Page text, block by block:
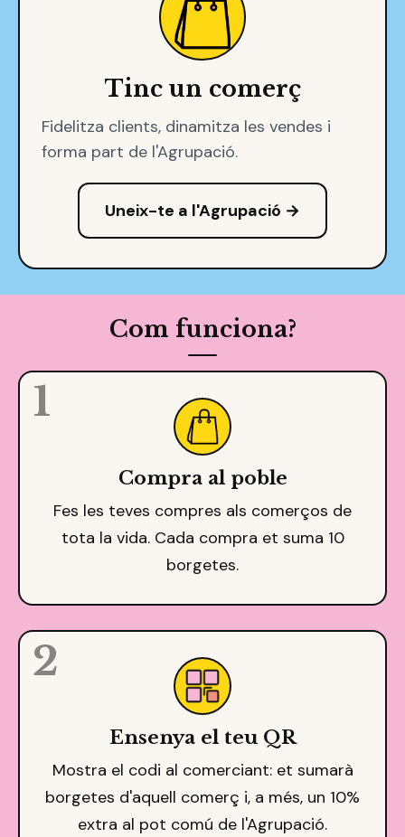
Tinc un comerç
Fidelitza clients, dinamitza les vendes i
forma part de l'Agrupació.
Uneix-te a l'Agrupació →
Com funciona?
1
Compra al poble
Fes les teves compres als comerços de
tota la vida. Cada compra et suma 10
borgetes.
2
Ensenya el teu QR
Mostra el codi al comerciant: et sumarà
borgetes d'aquell comerç i, a més, un 10%
extra al pot comú de l'Agrupació.